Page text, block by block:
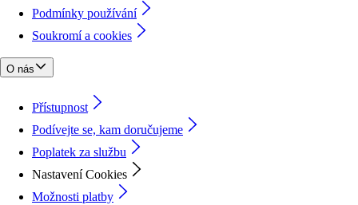
Podmínky používání
Soukromí a cookies
O nás
Přístupnost
Podívejte se, kam doručujeme
Poplatek za službu
Nastavení Cookies
Možnosti platby